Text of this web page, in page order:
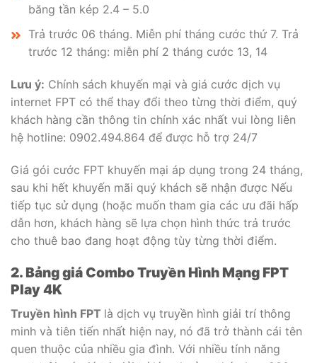
băng tần kép 2.4 – 5.0
Trả trước 06 tháng. Miễn phí tháng cước thứ 7. Trả
trước 12 tháng: miễn phí 2 tháng cước 13, 14
Lưu ý: Chính sách khuyến mại và giá cước dịch vụ
internet FPT có thể thay đổi theo từng thời điểm, quý
khách hàng cần thông tin chính xác nhất vui lòng liên
hệ hotline: 0902.494.864 để được hỗ trợ 24/7
Giá gói cước FPT khuyến mại áp dụng trong 24 tháng,
sau khi hết khuyến mãi quý khách sẽ nhận được Nếu
tiếp tục sử dụng (hoặc muốn tham gia các ưu đãi hấp
dẫn hơn, khách hàng sẽ lựa chọn hình thức trả trước
cho thuê bao đang hoạt động tùy từng thời điểm.
2. Bảng giá Combo Truyền Hình Mạng FPT
Play 4K
Truyền hình FPT là dịch vụ truyền hình giải trí thông
minh và tiên tiến nhất hiện nay, nó đã trở thành cái tên
quen thuộc của nhiều gia đình. Với nhiều tính năng